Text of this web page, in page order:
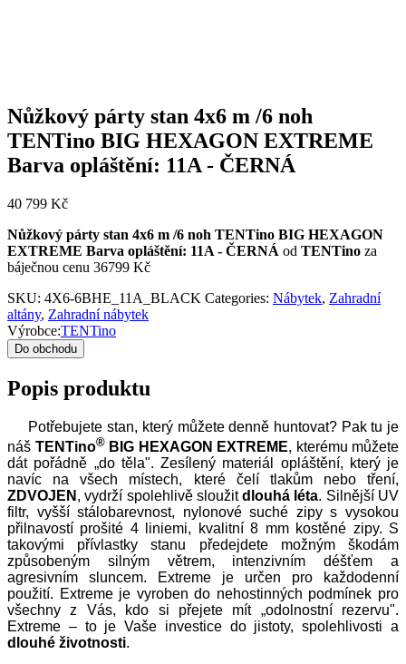
Nůžkový párty stan 4x6 m /6 noh
TENTino BIG HEXAGON EXTREME
Barva opláštění: 11A - ČERNÁ
40 799 Kč
Nůžkový párty stan 4x6 m /6 noh TENTino BIG HEXAGON
EXTREME Barva opláštění: 11A - ČERNÁ od TENTino za
báječnou cenu 36799 Kč
SKU: 4X6-6BHE_11A_BLACK Categories: Nábytek, Zahradní
altány, Zahradní nábytek
Výrobce:TENTino
Do obchodu
Popis produktu
Potřebujete stan, který můžete denně huntovat? Pak tu je
náš TENTino® BIG HEXAGON EXTREME, kterému můžete
dát pořádně „do těla". Zesílený materiál opláštění, který je
navíc na všech místech, které čelí tlakům nebo tření,
ZDVOJEN , vydrží spolehlivě sloužitdlouhá léta. Silnější UV
filtr, vyšší stálobarevnost, nylonové suché zipy s vysokou
přilnavostí prošité 4 liniemi, kvalitní 8 mm kostěné zipy. S
takovými přívlastky stanu předejdete možným škodám
způsobeným silným větrem, intenzivním déšťem a
agresivním sluncem. Extreme je určen pro každodenní
použití. Extreme je vyroben do nehostinných podmínek pro
všechny z Vás, kdo si přejete mít „odolnostní rezervu".
Extreme – to je Vaše investice do jistoty, spolehlivosti a
dlouhé životnosti.